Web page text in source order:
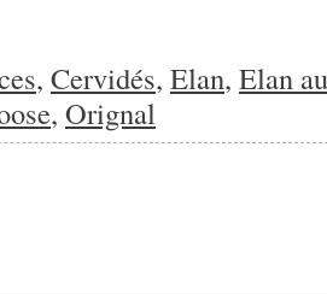
, Cervidés, Elan, Elan
, Orignal